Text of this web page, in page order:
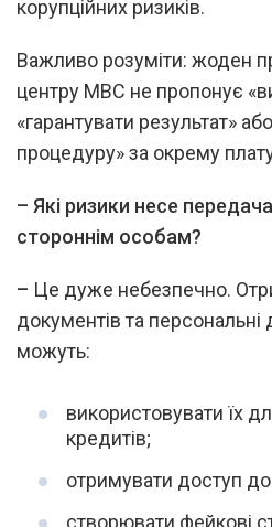
корупційних ризиків.
Важливо розуміти: жоден
центру МВС не пропонує
«гарантувати результат»
процедуру» за окрему
– Які ризики несе
стороннім особам?
– Це дуже небезпечно.
документів та персональні
можуть:
використовувати їх
кредитів;
отримувати доступ до
створювати фейкові